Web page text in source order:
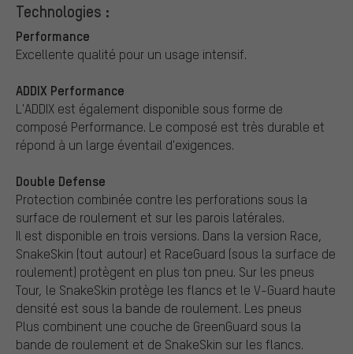
Technologies :
Performance
Excellente qualité pour un usage intensif.
ADDIX Performance
L'ADDIX est également disponible sous forme de
composé Performance. Le composé est très durable et
répond à un large éventail d'exigences.
Double Defense
Protection combinée contre les perforations sous la
surface de roulement et sur les parois latérales.
Il est disponible en trois versions. Dans la version Race,
SnakeSkin (tout autour) et RaceGuard (sous la surface de
roulement) protègent en plus ton pneu. Sur les pneus
Tour, le SnakeSkin protège les flancs et le V-Guard haute
densité est sous la bande de roulement. Les pneus
Plus combinent une couche de GreenGuard sous la
bande de roulement et de SnakeSkin sur les flancs.